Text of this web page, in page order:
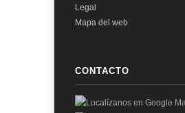
Legal
Mapa del web
CONTACTO